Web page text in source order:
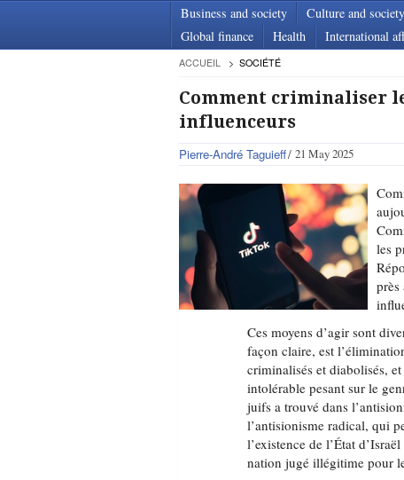
Business and society Culture and society
Global finance
Health International
ACCUEIL SOCIÉTÉ
Comment criminaliser
influenceurs
Pierre-André Taguieff 21 May 2025
les
près
Ces moyens d’agir sont
façon claire, est
criminalisés et diabolisés,
intolérable pesant sur le
juifs a trouvé dans
l’antisionisme radical, qui
l’existence de l’État
nation jugé illégitime pour